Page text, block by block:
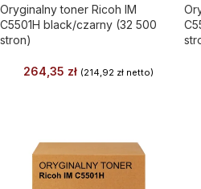
Oryginalny toner Ricoh IM
C5501H black/czarny (32 500
stron)
264,35 zł (214,92 złnetto)